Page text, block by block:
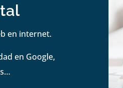
en internet.
en Google,